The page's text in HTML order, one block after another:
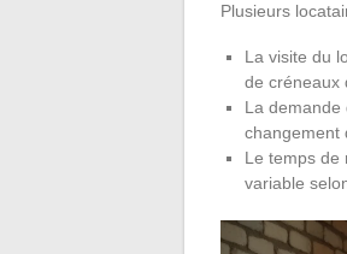
Plusieurs
La visite du
de créneaux
La demande
changement
Le temps de
variable